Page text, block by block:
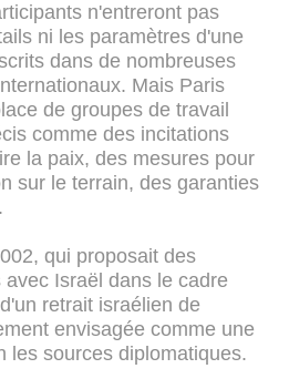
n'entreront pas
ni les paramètres d'une
dans de nombreuses
Mais Paris
de groupes de travail
comme des incitations
la paix, des mesures pour
sur le terrain, des garanties
qui proposait des
Israël dans le cadre
retrait israélien de
envisagée comme une
les sources diplomatiques.